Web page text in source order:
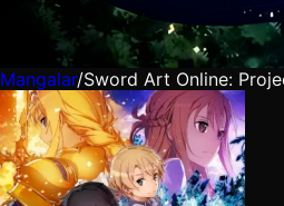
Mangalar/Sword Art Online: